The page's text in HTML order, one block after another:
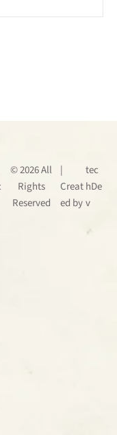
© 2026 All
Rights
Reserved
|
Creat
ed by
tec
hDe
v